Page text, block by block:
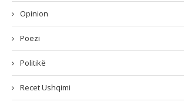
Opinion
Poezi
Politikë
Recet Ushqimi